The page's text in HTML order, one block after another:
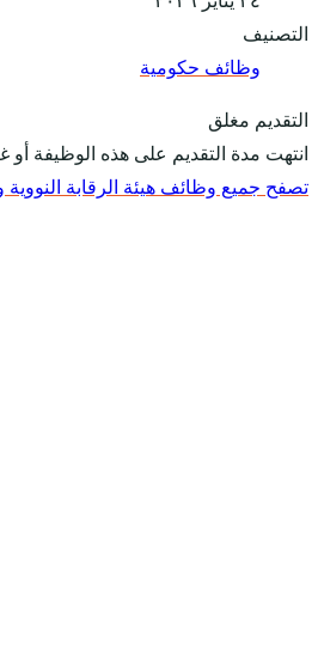
التصنيف
وظائف حكومية
التقديم مغلق
انتهت مدة التقديم على هذه الوظيفة أو
تصفح جميع وظائف هيئة الرقابة النووية